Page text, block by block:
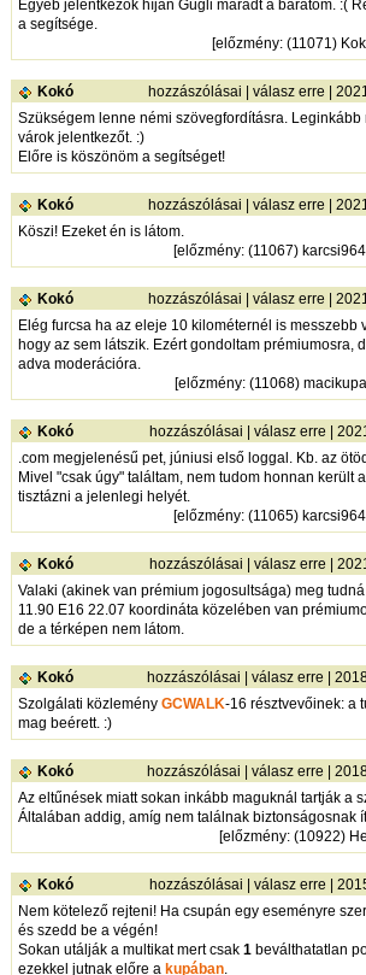
Egyéb jelentkezők híján Gúgli maradt a barátom. :(
a segítsége.
[előzmény: (11071)
Kokó hozzászólásai |válasz erre |
Szükségem lenne némi szövegfordításra.
várok jelentkezőt. :)
Előre is köszönöm a segítséget!
Kokó hozzászólásai |válasz erre |
Köszi! Ezeket én is látom.
[előzmény: (11067)
Kokó hozzászólásai |válasz erre |
Elég furcsa ha az eleje 10 kilométernél is messzebb
hogy az sem látszik. Ezért gondoltam prémiumosra,
adva moderációra.
[előzmény: (11068)
Kokó hozzászólásai |válasz erre |
.com megjelenésű pet, júniusi első loggal. Kb. az
Mivel "csak úgy" találtam, nem tudom honnan került
tisztázni a jelenlegi helyét.
[előzmény: (11065)
Kokó hozzászólásai |válasz erre |
Valaki (akinek van prémium jogosultsága) meg
11.90 E16 22.07 koordináta közelében van
de a térképen nem látom.
Kokó hozzászólásai |válasz erre |
Szolgálati közleményGCWALK-16 résztvevőinek: a
mag beérett. :)
Kokó hozzászólásai |válasz erre |
Az eltűnések miatt sokan inkább maguknál tartják a
Általában addig, amíg nem találnak biztonságosnak
[előzmény: (10922)
Kokó hozzászólásai |válasz erre |
Nem kötelező rejteni! Ha csupán egy eseményre
és szedd be a végén!
Sokan utálják a multikat mert csak1 beválthatatlan
ezekkel jutnak előre a kupában.